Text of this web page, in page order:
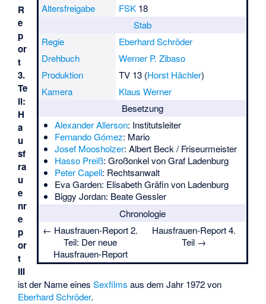
Altersfreigabe
FSK18
Stab
Regie
Eberhard Schröder
Drehbuch
Werner P. Zibaso
Produktion
TV 13 (Horst Hächler)
Kamera
Klaus Werner
Besetzung
Alexander Allerson: Institutsleiter
Fernando Gómez: Mario
Josef Moosholzer: Albert Beck / Friseurmeister
Hasso Preiß: Großonkel von Graf Ladenburg
Peter Capell: Rechtsanwalt
Eva Garden: Elisabeth Gräfin von Ladenburg
Biggy Jordan: Beate Gessler
Chronologie
← Hausfrauen-Report 2.
Teil: Der neue
Hausfrauen-Report
Hausfrauen-Report 4.
Teil →
R
e
p
or
t
3.
Te
il:
H
a
u
sf
ra
u
e
nr
e
p
or
t
III
ist der Name einesSexfilms aus dem Jahr 1972 von
Eberhard Schröder.